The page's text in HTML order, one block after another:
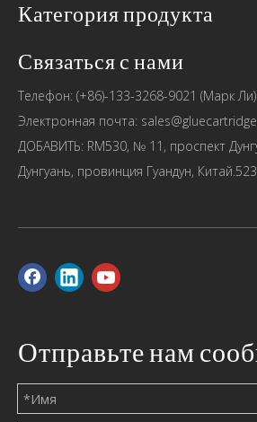
2020-12-24
SAYYES является ведущим
статических смесителей в Китае,
клиенты, если вам это нужно,
нами.
Категория продукта
Связаться с нами
Телефон: (+86)-133-3268-9021 (Марк Ли)
Электронная почта:
ДОБАВИТЬ: RM530, № 11, проспект
Дунгуань, провинция Гуандун,
Отправьте нам